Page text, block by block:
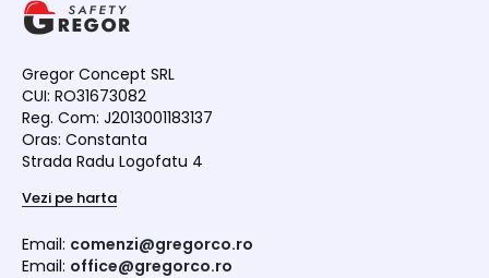
Gregor Concept SRL
CUI: RO31673082
Reg. Com: J2013001183137
Oras: Constanta
Strada Radu Logofatu 4
Vezi pe harta
Email: comenzi@gregorco.ro
Email: office@gregorco.ro